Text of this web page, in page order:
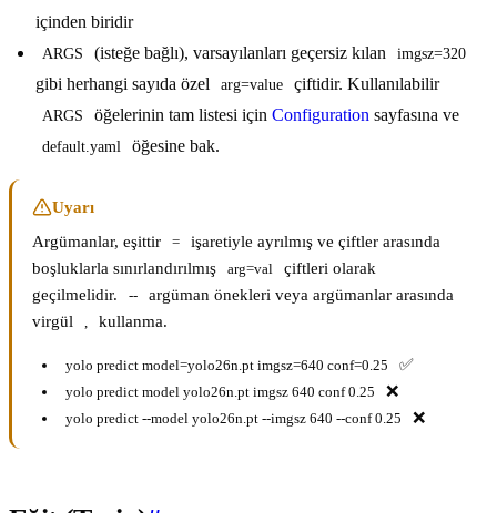
içinden biridir
ARGS (isteğe bağlı), varsayılanları geçersiz kılan imgsz=320
gibi herhangi sayıda özel arg=value çiftidir. Kullanılabilir
ARGS öğelerinin tam listesi için Configuration sayfasına ve
default.yaml öğesine bak.
Uyarı
Argümanlar, eşittir
=
işaretiyle ayrılmış ve çiftler arasında
boşluklarla sınırlandırılmış
arg=val
çiftleri olarak
geçilmelidir.
--
argüman önekleri veya argümanlar arasında
virgül
, kullanma.
yolo predict model=yolo26n.pt imgsz=640 conf=0.25 ✅
yolo predict model yolo26n.pt imgsz 640 conf 0.25 ❌
yolo predict --model yolo26n.pt --imgsz 640 --conf 0.25 ❌